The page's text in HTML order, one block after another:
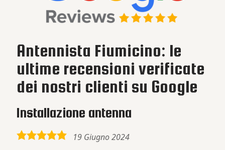
Antennista Fiumicino: le
ultime recensioni verificate
dei nostri clienti su Google
Installazione antenna
5,0
19 Giugno 2024